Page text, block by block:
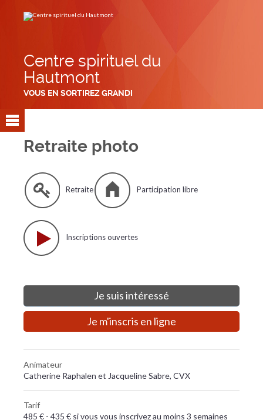
contenu.
Centre spirituel du
Hautmont
VOUS EN SORTIREZ GRANDI
Retraite photo
Retraite Participation libre
Inscriptions ouvertes
Je suis intéressé
Je m'inscris en ligne
Animateur
Catherine Raphalen et Jacqueline Sabre, CVX
Tarif
485 € - 435 € si vous vous inscrivez au moins 3 semaines